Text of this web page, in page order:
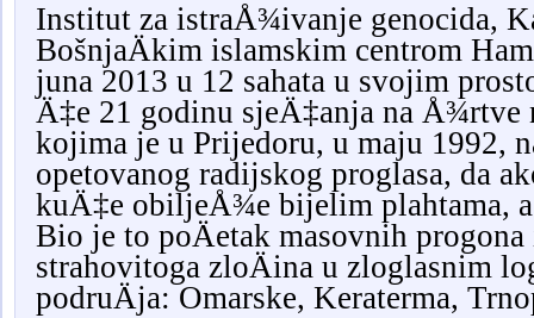
Institut za istraÅ¾ivanje genocida,
BošnjaÄkim islamskim centrom
juna 2013 u 12 sahata u svojim
Ä‡e 21 godinu sjeÄ‡anja na Å¾rtve
kojima je u Prijedoru, u maju 1992,
opetovanog radijskog proglasa, da
kuÄ‡e obiljeÅ¾e bijelim plahtama,
Bio je to poÄetak masovnih
strahovitoga zloÄina u zloglasnim
podruÄja: Omarske, Keraterma,